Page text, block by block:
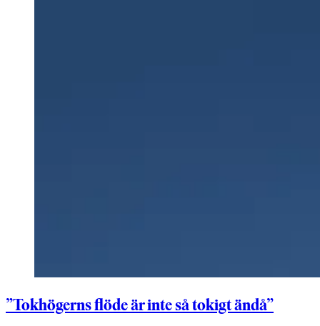
”Tokhögerns flöde är inte så tokigt ändå”